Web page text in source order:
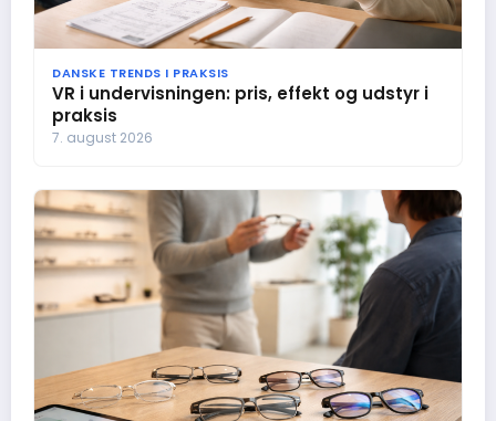
DANSKE TRENDS I PRAKSIS
VR i undervisningen: pris, effekt og udstyr i
praksis
7. august 2026